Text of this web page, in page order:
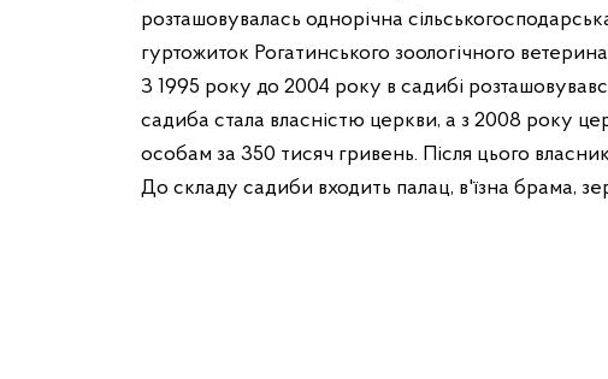
розташовувалась однорічна
гуртожиток Рогатинського зоологічного
З 1995 року до 2004 року в садибі
садиба стала власністю церкви, а з 2008 року
особам за 350 тисяч гривень. Після цього
До складу садиби входить палац, в'їзна брама,